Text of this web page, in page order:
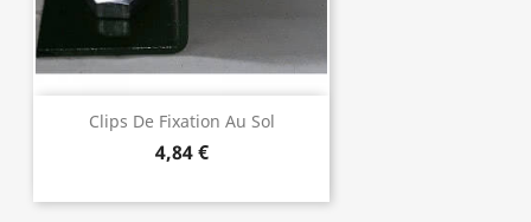
Clips De Fixation Au Sol
4,84 €